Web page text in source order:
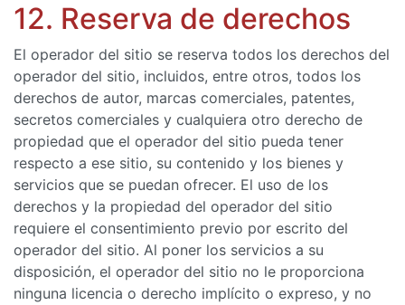
12. Reserva de derechos
El operador del sitio se reserva todos los derechos del
operador del sitio, incluidos, entre otros, todos los
derechos de autor, marcas comerciales, patentes,
secretos comerciales y cualquiera otro derecho de
propiedad que el operador del sitio pueda tener
respecto a ese sitio, su contenido y los bienes y
servicios que se puedan ofrecer. El uso de los
derechos y la propiedad del operador del sitio
requiere el consentimiento previo por escrito del
operador del sitio. Al poner los servicios a su
disposición, el operador del sitio no le proporciona
ninguna licencia o derecho implícito o expreso, y no